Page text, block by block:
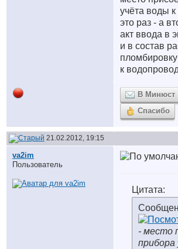
учёта воды
это раз - а
акт ввода в
и в состав
к
В Минюст
Спасибо
21.02.2012, 19:15
va2im
Пользователь
Цитата:
- место
прибора